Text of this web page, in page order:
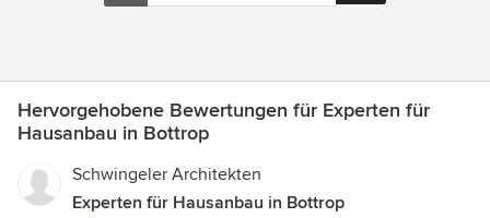
Hervorgehobene Bewertungen für Experten für
Hausanbau in Bottrop
Schwingeler Architekten
Experten für Hausanbau in Bottrop